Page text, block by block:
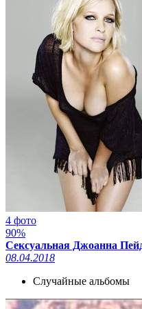
4 фото
90%
Сексуальная Джоанна
08.04.2018
Случайные альбомы